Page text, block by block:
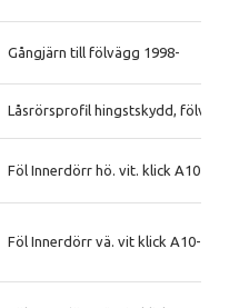
Gångjärn till fölvägg 1998-
Låsrörsprofil hingstskydd,
Föl Innerdörr hö. vit. klick A10-
Föl Innerdörr vä. vit klick A10-